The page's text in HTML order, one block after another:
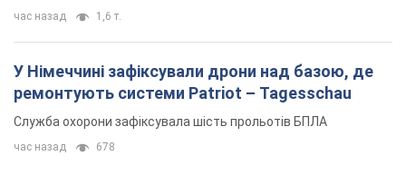
час назад 1,6 т.
У Німеччині зафіксували дрони над базою, де
ремонтують системи Patriot – Tagesschau
Служба охорони зафіксувала шість прольотів БПЛА
час назад 678